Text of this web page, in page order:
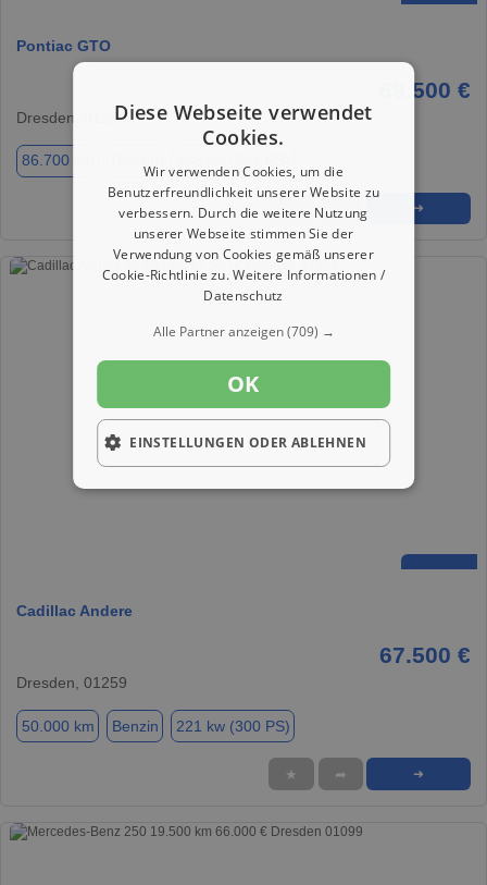
Pontiac GTO
69.500 €
Dresden, 01259
86.700 km
★ ➦ ➜
Cadillac Andere
67.500 €
Dresden, 01259
50.000 km Benzin 221 kw (300 PS)
★ ➦ ➜
Diese Webseite verwendet
Cookies.
Wir verwenden Cookies, um die
Benutzerfreundlichkeit unserer Website zu
verbessern. Durch die weitere Nutzung
unserer Webseite stimmen Sie der
Verwendung von Cookies gemäß unserer
Cookie-Richtlinie zu.Weitere Informationen /
Datenschutz
Alle Partner anzeigen(709) →
OK
EINSTELLUNGEN ODER ABLEHNEN